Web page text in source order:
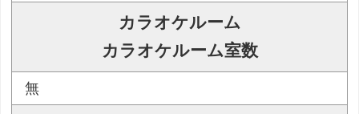
カラオケルーム
カラオケルーム室数
無